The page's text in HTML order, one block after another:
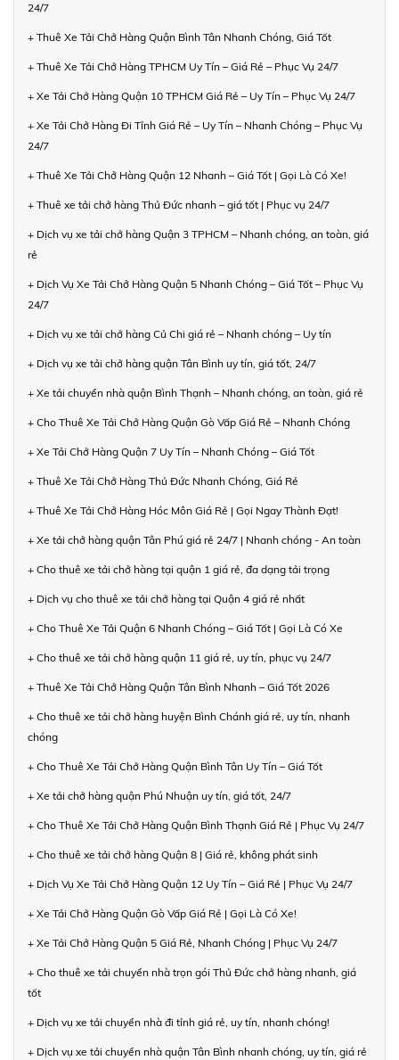
24/7
+ Thuê Xe Tải Chở Hàng Quận Bình Tân Nhanh Chóng, Giá Tốt
+ Thuê Xe Tải Chở Hàng TPHCM Uy Tín – Giá Rẻ – Phục Vụ 24/7
+ Xe Tải Chở Hàng Quận 10 TPHCM Giá Rẻ – Uy Tín – Phục Vụ 24/7
+ Xe Tải Chở Hàng Đi Tỉnh Giá Rẻ – Uy Tín – Nhanh Chóng – Phục Vụ
24/7
+ Thuê Xe Tải Chở Hàng Quận 12 Nhanh – Giá Tốt | Gọi Là Có Xe!
+ Thuê xe tải chở hàng Thủ Đức nhanh – giá tốt | Phục vụ 24/7
+ Dịch vụ xe tải chở hàng Quận 3 TPHCM – Nhanh chóng, an toàn, giá
rẻ
+ Dịch Vụ Xe Tải Chở Hàng Quận 5 Nhanh Chóng – Giá Tốt – Phục Vụ
24/7
+ Dịch vụ xe tải chở hàng Củ Chi giá rẻ – Nhanh chóng – Uy tín
+ Dịch vụ xe tải chở hàng quận Tân Bình uy tín, giá tốt, 24/7
+ Xe tải chuyển nhà quận Bình Thạnh – Nhanh chóng, an toàn, giá rẻ
+ Cho Thuê Xe Tải Chở Hàng Quận Gò Vấp Giá Rẻ – Nhanh Chóng
+ Xe Tải Chở Hàng Quận 7 Uy Tín – Nhanh Chóng – Giá Tốt
+ Thuê Xe Tải Chở Hàng Thủ Đức Nhanh Chóng, Giá Rẻ
+ Thuê Xe Tải Chở Hàng Hóc Môn Giá Rẻ | Gọi Ngay Thành Đạt!
+ Xe tải chở hàng quận Tân Phú giá rẻ 24/7 | Nhanh chóng - An toàn
+ Cho thuê xe tải chở hàng tại quận 1 giá rẻ, đa dạng tải trọng
+ Dịch vụ cho thuê xe tải chở hàng tại Quận 4 giá rẻ nhất
+ Cho Thuê Xe Tải Quận 6 Nhanh Chóng – Giá Tốt | Gọi Là Có Xe
+ Cho thuê xe tải chở hàng quận 11 giá rẻ, uy tín, phục vụ 24/7
+ Thuê Xe Tải Chở Hàng Quận Tân Bình Nhanh – Giá Tốt 2026
+ Cho thuê xe tải chở hàng huyện Bình Chánh giá rẻ, uy tín, nhanh
chóng
+ Cho Thuê Xe Tải Chở Hàng Quận Bình Tân Uy Tín – Giá Tốt
+ Xe tải chở hàng quận Phú Nhuận uy tín, giá tốt, 24/7
+ Cho Thuê Xe Tải Chở Hàng Quận Bình Thạnh Giá Rẻ | Phục Vụ 24/7
+ Cho thuê xe tải chở hàng Quận 8 | Giá rẻ, không phát sinh
+ Dịch Vụ Xe Tải Chở Hàng Quận 12 Uy Tín – Giá Rẻ | Phục Vụ 24/7
+ Xe Tải Chở Hàng Quận Gò Vấp Giá Rẻ | Gọi Là Có Xe!
+ Xe Tải Chở Hàng Quận 5 Giá Rẻ, Nhanh Chóng | Phục Vụ 24/7
+ Cho thuê xe tải chuyển nhà trọn gói Thủ Đức chở hàng nhanh, giá
tốt
+ Dịch vụ xe tải chuyển nhà đi tỉnh giá rẻ, uy tín, nhanh chóng!
+ Dịch vụ xe tải chuyển nhà quận Tân Bình nhanh chóng, uy tín, giá rẻ